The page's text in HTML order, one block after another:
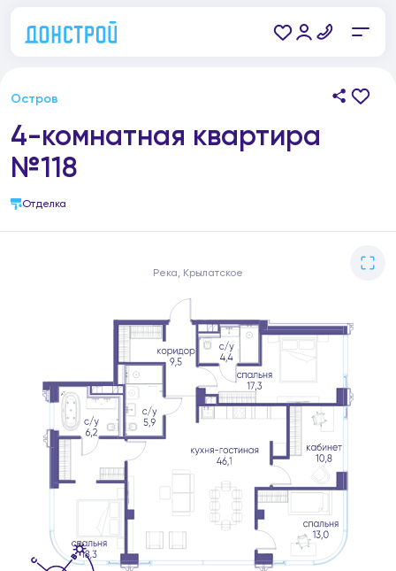
Остров
4-комнатная квартира
№118
Отделка
Река, Крылатское